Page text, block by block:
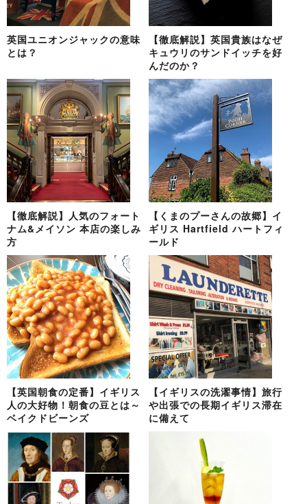
英国ユニオンジャックの意味
とは？
【徹底解説】英国貴族はなぜ
キュウリのサンドイッチを好
んだのか？
【徹底解説】人気のフォート
ナム&メイソン 本店の楽しみ
方
【くまのプーさんの故郷】イ
ギリス Hartfield ハートフィ
ールド
【英国朝食の定番】イギリス
人の大好物！朝食の豆とは～
ベイクドビーンズ
【イギリスの洗濯事情】旅行
や出張での長期イギリス滞在
に備えて